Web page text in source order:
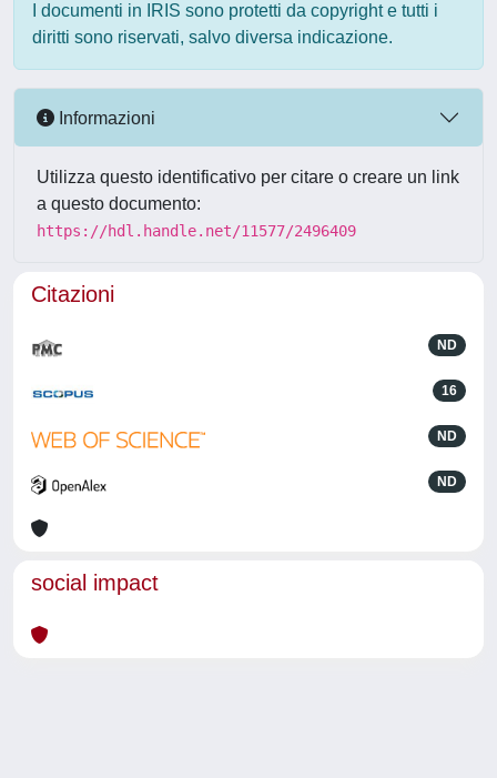
I documenti in IRIS sono protetti da copyright e tutti i
diritti sono riservati, salvo diversa indicazione.
Informazioni
Utilizza questo identificativo per citare o creare un link
a questo documento:
https://hdl.handle.net/11577/2496409
Citazioni
ND
16
ND
ND
social impact